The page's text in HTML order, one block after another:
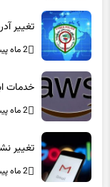
تغییر
2 ماه پیش
خدمات
2 ماه پیش
تغییر
2 ماه پیش